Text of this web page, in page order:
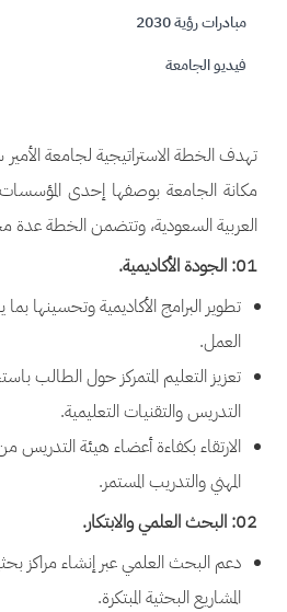
مبادرات رؤية 2030
فيديو الجامعة
تهدف الخطة الاستراتيجية لجامعة
مكانة الجامعة بوصفها إحدى المؤسسات
العربية السعودية، وتتضمن الخطة عدة
01: الجودة الأكاديمية.
تطوير البرامج الأكاديمية وتحسينها
العمل.
تعزيز التعليم المتمركز حول الطالب
التدريس والتقنيات التعليمية.
الارتقاء بكفاءة أعضاء هيئة التدريس
المهني والتدريب المستمر.
02: البحث العلمي والابتكار.
دعم البحث العلمي عبر إنشاء مراكز
المشاريع البحثية المبتكرة.